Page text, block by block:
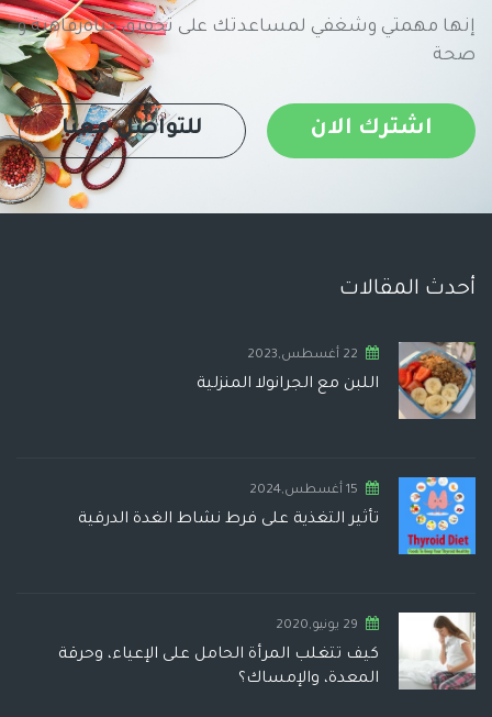
إنها مهمتي وشغفي لمساعدتك على تحقيق حياةرفاهية و
صحة
اشترك الان للتواصل معنا
أحدث المقالات
22 أغسطس,2023
اللبن مع الجرانولا المنزلية
15 أغسطس,2024
تأثير التغذية على فرط نشاط الغدة الدرقية
29 يونيو,2020
كيف تتغلب المرأة الحامل على الإعياء، وحرقة
المعدة، والإمساك؟